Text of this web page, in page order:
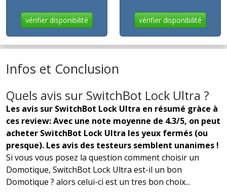
vérifier disponibilité vérifier disponibilité
Infos et Conclusion
Quels avis sur SwitchBot Lock Ultra ?
Les avis sur SwitchBot Lock Ultra en résumé gràce à
ces review: Avec une note moyenne de 4.3/5, on peut
acheter SwitchBot Lock Ultra les yeux fermés (ou
presque). Les avis des testeurs semblent unanimes !
Si vous vous posez la question comment choisir un
Domotique, SwitchBot Lock Ultra est-il un bon
Domotique ? alors celui-ci est un tres bon choix...